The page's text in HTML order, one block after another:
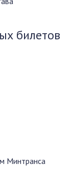
билетов
Минтранса